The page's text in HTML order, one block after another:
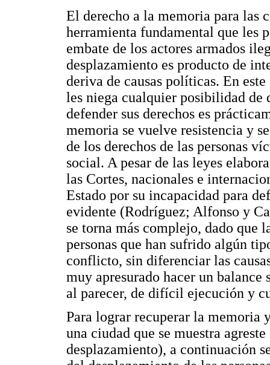
El derecho a la memoria para las
herramienta fundamental que les
embate de los actores armados
desplazamiento es producto de
deriva de causas políticas. En
les niega cualquier posibilidad de
defender sus derechos es
memoria se vuelve resistencia y
de los derechos de las personas
social. A pesar de las leyes
las Cortes, nacionales e
Estado por su incapacidad para
evidente (Rodríguez; Alfonso y
se torna más complejo, dado que
personas que han sufrido algún
conflicto, sin diferenciar las
muy apresurado hacer un balance
al parecer, de difícil ejecución y
Para lograr recuperar la memoria
una ciudad que se muestra
desplazamiento), a continuación